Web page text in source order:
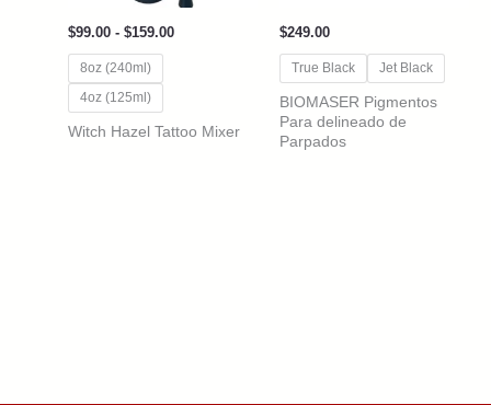
$99.00 - $159.00Rango
$159.00
8oz (240ml)
4oz (125ml)
Witch Hazel Tattoo Mixer
$249.00
True Black Jet Black
BIOMASER Pigmentos
Para delineado de
Parpados